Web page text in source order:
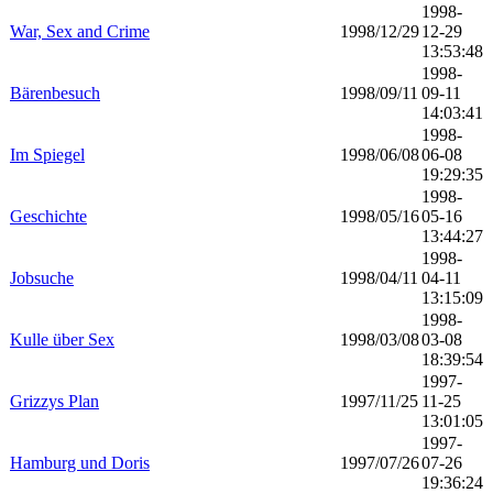
War, Sex and Crime 1998/12/29
1998-
12-29
13:53:48
Bärenbesuch 1998/09/11
1998-
09-11
14:03:41
Im Spiegel 1998/06/08
1998-
06-08
19:29:35
Geschichte 1998/05/16
1998-
05-16
13:44:27
Jobsuche 1998/04/11
1998-
04-11
13:15:09
Kulle über Sex 1998/03/08
1998-
03-08
18:39:54
Grizzys Plan 1997/11/25
1997-
11-25
13:01:05
Hamburg und Doris 1997/07/26
1997-
07-26
19:36:24